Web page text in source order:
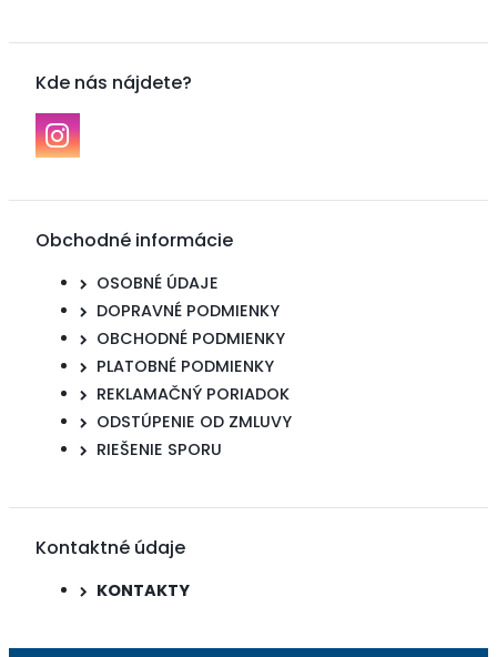
Kde nás nájdete?
Obchodné informácie
OSOBNÉ ÚDAJE
DOPRAVNÉ PODMIENKY
OBCHODNÉ PODMIENKY
PLATOBNÉ PODMIENKY
REKLAMAČNÝ PORIADOK
ODSTÚPENIE OD ZMLUVY
RIEŠENIE SPORU
Kontaktné údaje
KONTAKTY